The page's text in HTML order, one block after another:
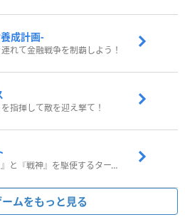
成計画-
れて金融戦争を制覇しよう！
指揮して敵を迎え撃て！
武器の『アビリティ』と『戦神』を駆使するターン制コマンドバトルRPG！
ームをもっと見る